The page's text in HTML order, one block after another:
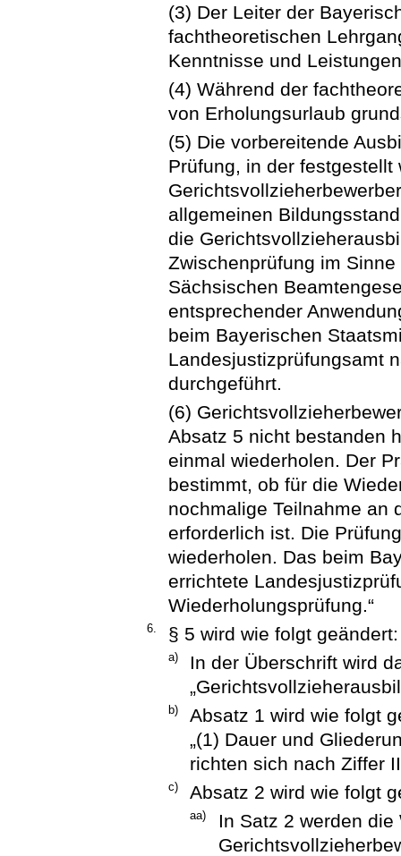
(3) Der Leiter der
fachtheoretischen
Kenntnisse und
(4) Während der
von Erholungsurlaub
(5) Die vorbereitende
Prüfung, in der festgestellt
allgemeinen
die
Zwischenprüfung im
Sächsischen
entsprechender
beim Bayerischen
Landesjustizprüfungsamt
durchgeführt.
(6)
Absatz 5 nicht bestanden
einmal wiederholen. Der
bestimmt, ob für die
nochmalige Teilnahme an
erforderlich ist. Die
wiederholen. Das beim
errichtete
Wiederholungsprüfung.“
6. § 5 wird wie folgt geändert:
a)
In der Überschrift wird
b)
Absatz 1 wird wie folgt
„(1) Dauer und
richten sich nach Ziffer
c) Absatz 2 wird wie folgt
aa)
In Satz 2 werden die